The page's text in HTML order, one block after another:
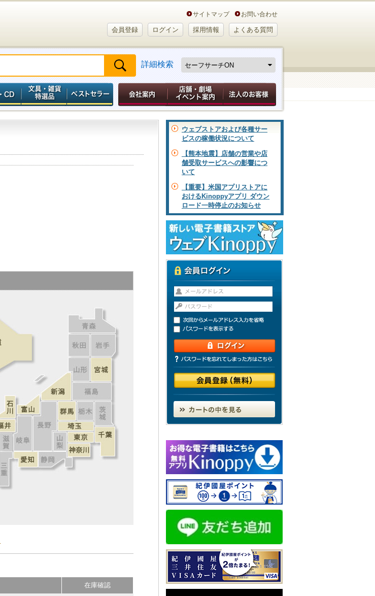
サイトマップ お問い合わせ
会員登録 ログイン 採用情報 よくある質問
詳細検索
在庫確認
ウェブストアおよび各種サー
ビスの稼働状況について
【熊本地震】店舗の営業や店
舗受取サービスへの影響につ
いて
【重要】米国アプリストアに
おけるKinoppyアプリ ダウン
ロード一時停止のお知らせ